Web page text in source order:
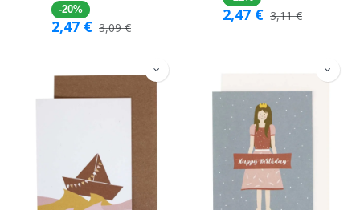
-20%
2,47 € 3,09€
2,47 € 3,11€